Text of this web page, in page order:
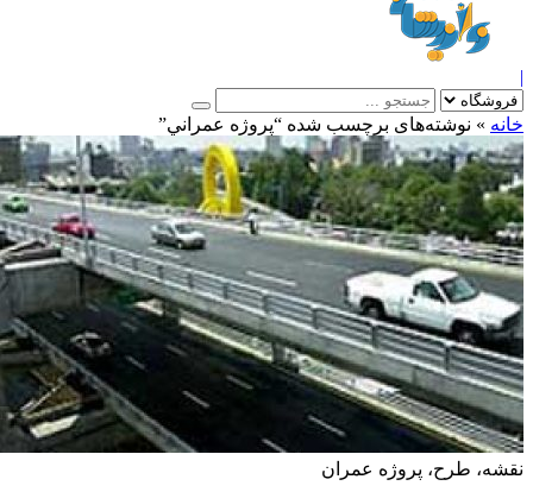
»نوشته‌های برچسب شده “پروژه عمراني”
طرح، پروژه عمران